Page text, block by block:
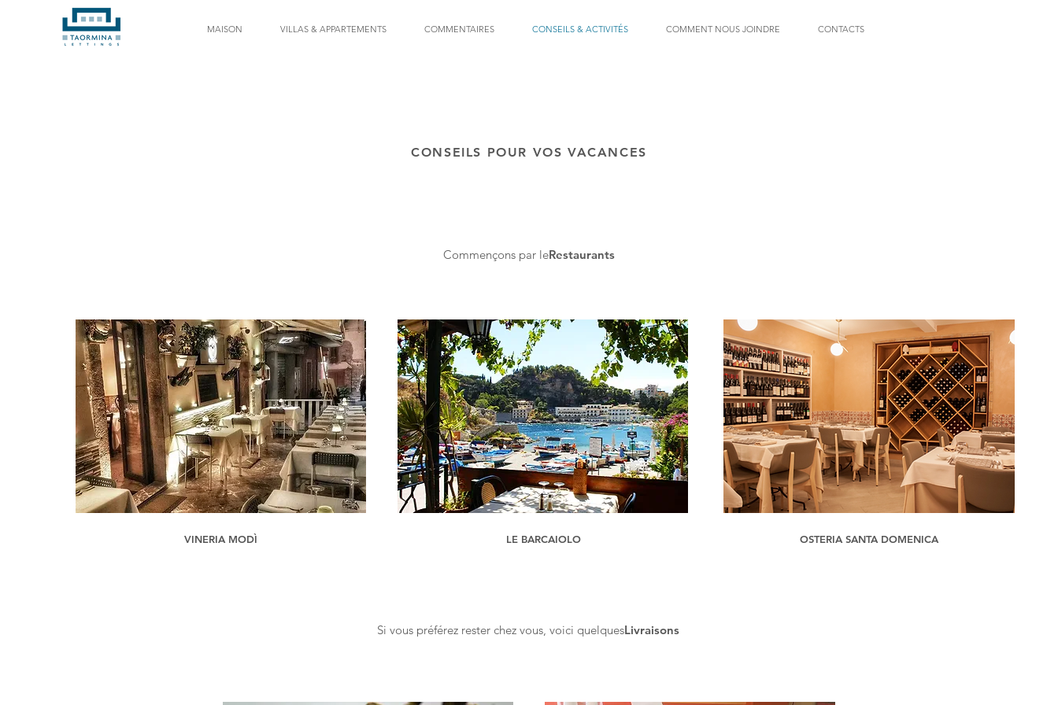
MAISON VILLAS & APPARTEMENTS COMMENTAIRES CONSEILS & ACTIVITÉS COMMENT NOUS JOINDRE CONTACTS
CONSEILS POUR VOS VACANCES
Commençons par leRestaurants
VINERIA MODÌ LE BARCAIOLO OSTERIA SANTA DOMENICA
Si vous préférez rester chez vous, voici quelquesLivraisons